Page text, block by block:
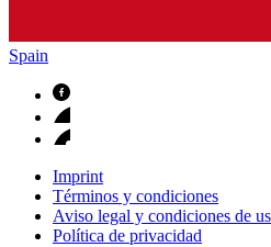
Spain
Imprint
Términos y condiciones
Aviso legal y condiciones de
Política de privacidad